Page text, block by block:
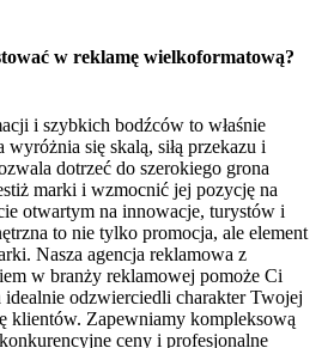
w reklamę wielkoformatową?
i szybkich bodźców to właśnie
się skalą, siłą przekazu i
dotrzeć do szerokiego grona
marki i wzmocnić jej pozycję na
otwartym na innowacje, turystów i
to nie tylko promocja, ale element
Nasza agencja reklamowa z
w branży reklamowej pomoże Ci
odzwierciedli charakter Twojej
klientów. Zapewniamy kompleksową
ceny i profesjonalne